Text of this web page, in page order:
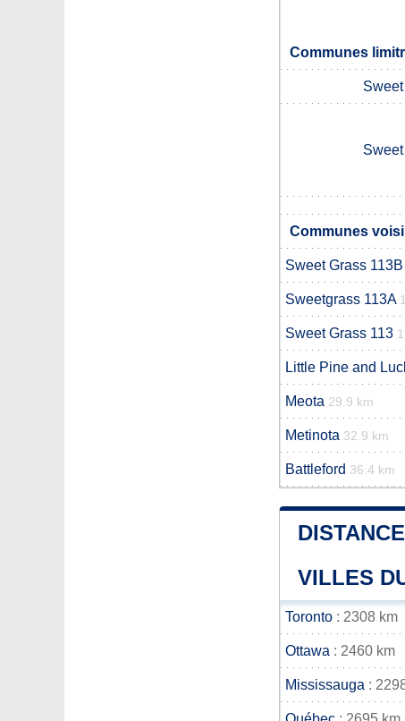
Communes
Communes
Sweet Grass 113B
Sweetgrass 113A
Sweet Grass 113
Little Pine and
Meota 29.9 km
Metinota 32.9 km
Battleford 36.4 km
VILLES
Toronto : 2308 km
Ottawa : 2460 km
Mississauga :